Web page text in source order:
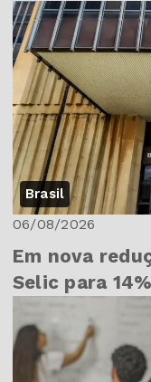
Brasil
06/08/2026
Em nova
Selic para